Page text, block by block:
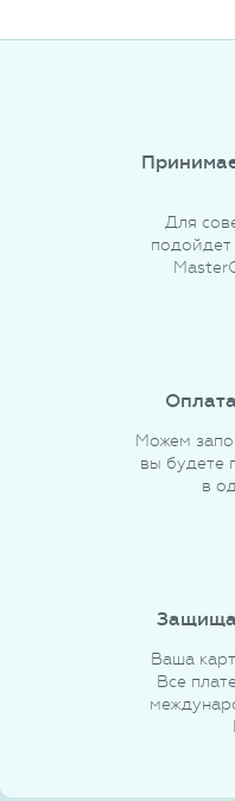
Для
подойдет
Можем
вы будете
в
Ваша
Все